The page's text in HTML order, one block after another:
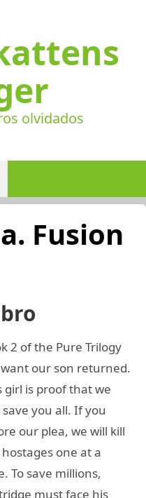
olvidados
Fusion
2 of the Pure Trilogy
our son returned.
girl is proof that we
save you all. If you
our plea, we will kill
one at a
To save millions,
must face his